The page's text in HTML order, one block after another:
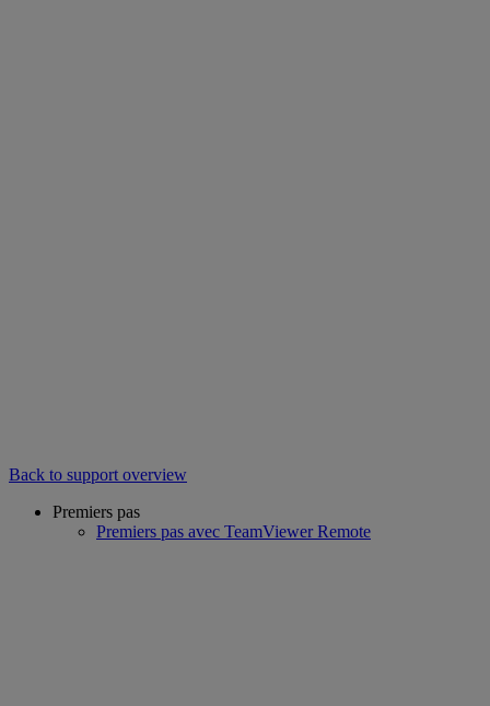
Back to support overview
Premiers pas
Premiers pas avec TeamViewer Remote